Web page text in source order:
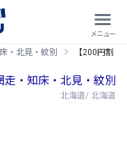
・北見・紋別 【200円割
走・知床・北見・紋別
北海道/ 北海道